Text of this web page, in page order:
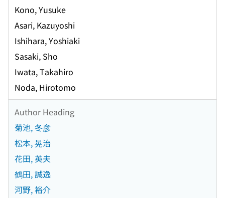
Kono, Yusuke
Asari, Kazuyoshi
Ishihara, Yoshiaki
Sasaki, Sho
Iwata, Takahiro
Noda, Hirotomo
Author Heading
菊池, 冬彦
松本, 晃治
花田, 英夫
鶴田, 誠逸
河野, 裕介